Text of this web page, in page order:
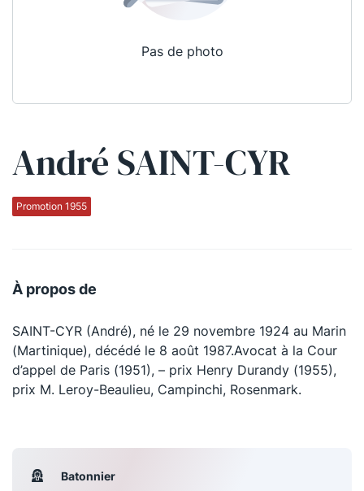
Pas de photo
André SAINT-CYR
Promotion 1955
À propos de
SAINT-CYR (André), né le 29 novembre 1924 au Marin
(Martinique), décédé le 8 août 1987.Avocat à la Cour
d’appel de Paris (1951), – prix Henry Durandy (1955),
prix M. Leroy-Beaulieu, Campinchi, Rosenmark.
Batonnier
Qui sommes-nous ?
La Conférence
La Conférence
Le Concours de la Conférence
La Conférence Berryer